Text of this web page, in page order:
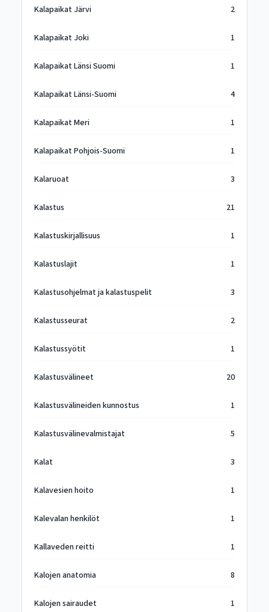
Kalapaikat Järvi 2
Kalapaikat Joki 1
Kalapaikat Länsi Suomi 1
Kalapaikat Länsi-Suomi 4
Kalapaikat Meri 1
Kalapaikat Pohjois-Suomi 1
Kalaruoat 3
Kalastus 21
Kalastuskirjallisuus 1
Kalastuslajit 1
Kalastusohjelmat ja kalastuspelit 3
Kalastusseurat 2
Kalastussyötit 1
Kalastusvälineet 20
Kalastusvälineiden kunnostus 1
Kalastusvälinevalmistajat 5
Kalat 3
Kalavesien hoito 1
Kalevalan henkilöt 1
Kallaveden reitti 1
Kalojen anatomia 8
Kalojen sairaudet 1